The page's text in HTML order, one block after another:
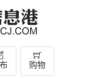
购物